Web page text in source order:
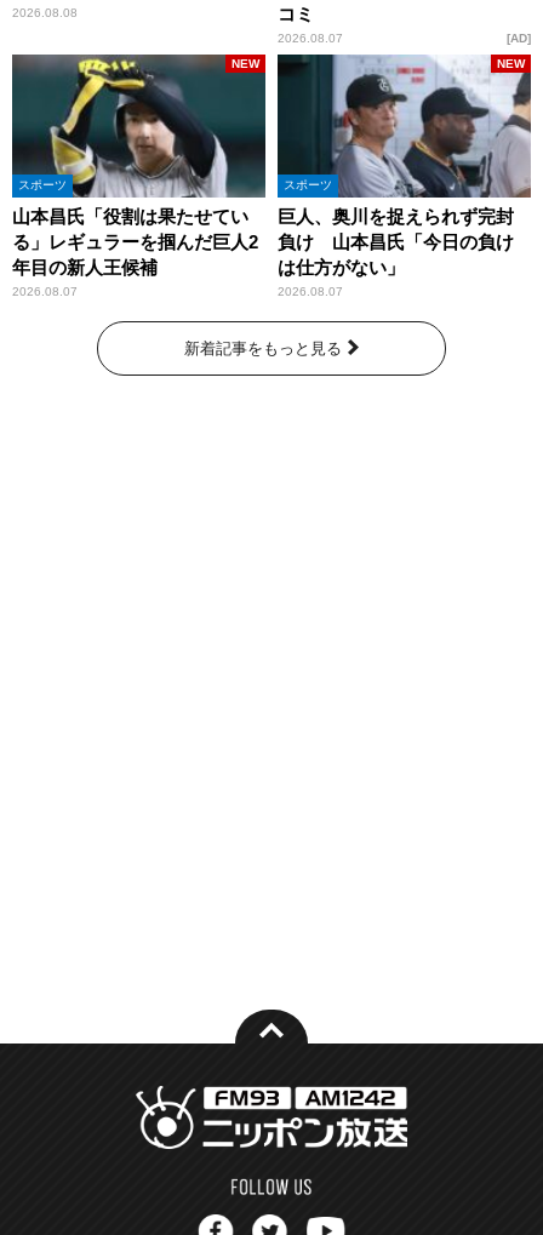
2026.08.08
コミ
2026.08.07 AD
スポーツ
山本昌氏「役割は果たせてい
る」レギュラーを掴んだ巨人2
年目の新人王候補
2026.08.07
NEW
スポーツ
巨人、奥川を捉えられず完封
負け 山本昌氏「今日の負け
は仕方がない」
2026.08.07
NEW
新着記事をもっと見る